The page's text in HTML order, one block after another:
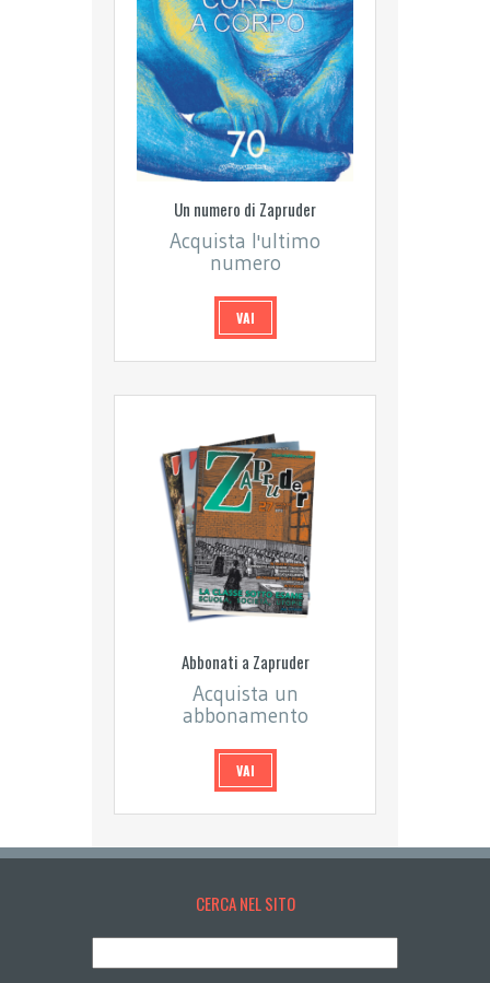
Un numero di Zapruder
Acquista l'ultimo
numero
VAI
Abbonati a Zapruder
Acquista un
abbonamento
VAI
CERCA NEL SITO